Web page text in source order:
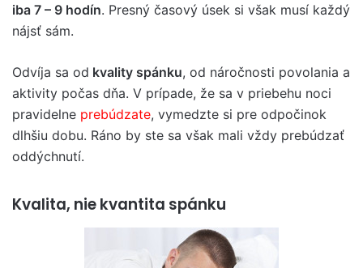
iba 7 – 9 hodín. Presný časový úsek si však musí každý
nájsť sám.
Odvíja sa od kvality spánku, od náročnosti povolania a
aktivity počas dňa. V prípade, že sa v priebehu noci
pravidelne prebúdzate, vymedzte si pre odpočinok
dlhšiu dobu. Ráno by ste sa však mali vždy prebúdzať
oddýchnutí.
Kvalita, nie kvantita spánku